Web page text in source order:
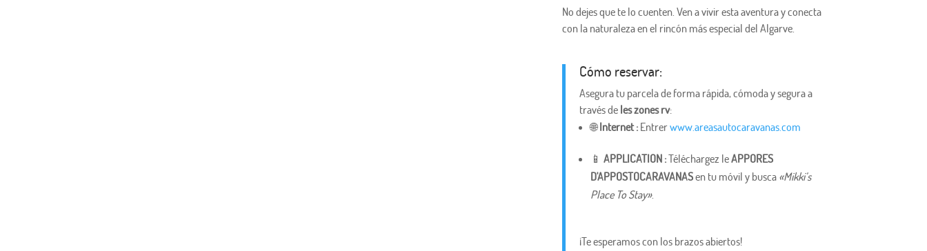
No dejes que te lo cuenten. Ven a vivir esta aventura y conecta
con la naturaleza en el rincón más especial del Algarve.
Cómo reservar:
Asegura tu parcela de forma rápida, cómoda y segura a
través de les zones rv:
🌐 Internet :Entrerwww.areasautocaravanas.com
📱 APPLICATION :Téléchargez leAPPORES
D'APPOSTOCARAVANASen tu móvil y busca «Mikki’s
Place To Stay».
¡Te esperamos con los brazos abiertos!